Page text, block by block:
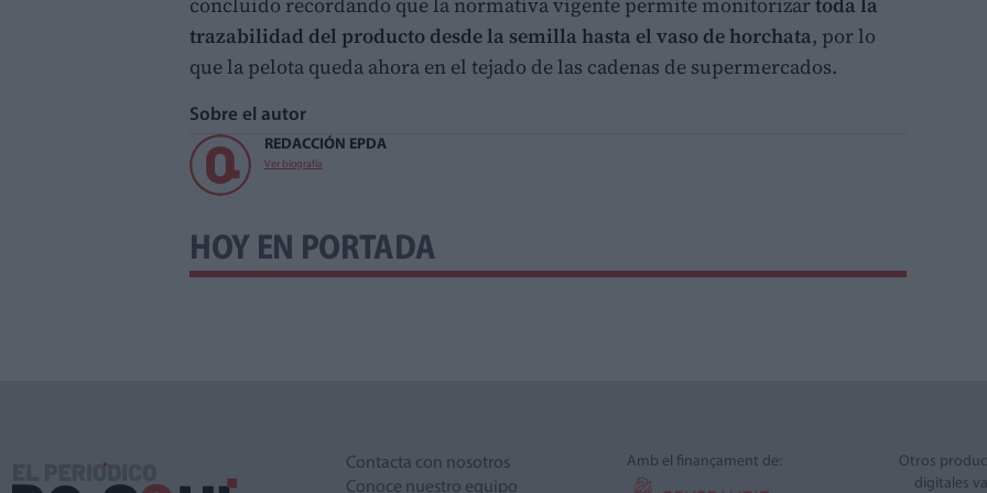
trazabilidad del producto desde la semilla hasta el vaso de horchata, por lo
que la pelota queda ahora en el tejado de las cadenas de supermercados.
Sobre el autor
REDACCIÓN EPDA
Ver biografía
HOY EN PORTADA
Contacta con nosotros
Conoce nuestro equipo
Amb el finançament de:
Otros
digitales